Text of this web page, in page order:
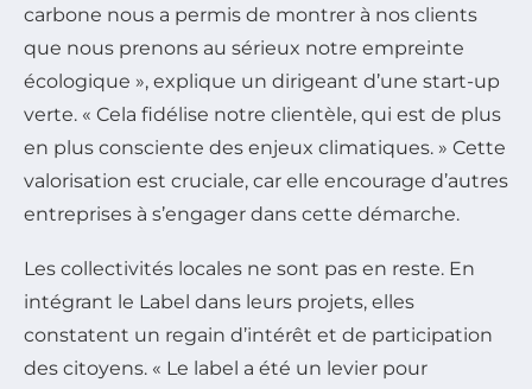
carbone nous a permis de montrer à nos clients
que nous prenons au sérieux notre empreinte
écologique », explique un dirigeant d’une start-up
verte. « Cela fidélise notre clientèle, qui est de plus
en plus consciente des enjeux climatiques. » Cette
valorisation est cruciale, car elle encourage d’autres
entreprises à s’engager dans cette démarche.
Les collectivités locales ne sont pas en reste. En
intégrant le Label dans leurs projets, elles
constatent un regain d’intérêt et de participation
des citoyens. « Le label a été un levier pour